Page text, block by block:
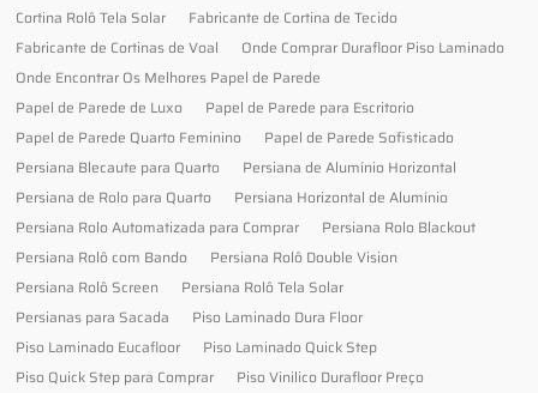
Cortina Rolô Tela Solar
Fabricante de Cortina de Tecido
Fabricante de Cortinas de Voal
Onde Comprar Durafloor Piso Laminado
Onde Encontrar Os Melhores Papel de Parede
Papel de Parede de Luxo
Papel de Parede para Escritorio
Papel de Parede Quarto Feminino
Papel de Parede Sofisticado
Persiana Blecaute para Quarto
Persiana de Alumínio Horizontal
Persiana de Rolo para Quarto
Persiana Horizontal de Alumínio
Persiana Rolo Automatizada para Comprar
Persiana Rolo Blackout
Persiana Rolô com Bando
Persiana Rolô Double Vision
Persiana Rolô Screen
Persiana Rolô Tela Solar
Persianas para Sacada
Piso Laminado Dura Floor
Piso Laminado Eucafloor
Piso Laminado Quick Step
Piso Quick Step para Comprar
Piso Vinilico Durafloor Preço